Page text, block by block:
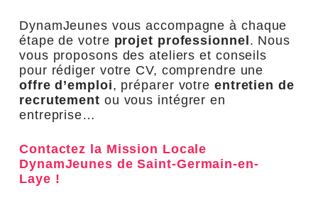
DynamJeunes vous accompagne à chaque
étape de votre projet professionnel . Nous
vous proposons des ateliers et conseils
pour rédiger votre CV, comprendre une
offre d’emploi, préparer votre entretien de
recrutement ou vous intégrer en
entreprise…
Contactez la Mission Locale
DynamJeunes de Saint-Germain-en-
Laye !